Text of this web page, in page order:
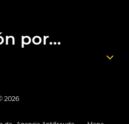
por...
2026